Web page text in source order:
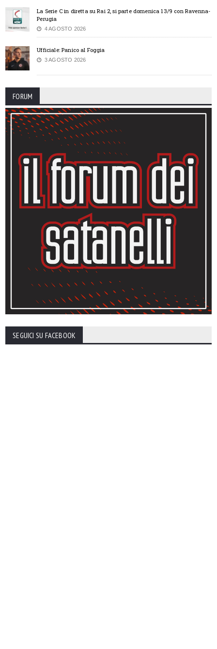
La Serie C in diretta su Rai 2, si parte domenica 13/9 con Ravenna-
Perugia
4 AGOSTO 2026
Ufficiale: Panico al Foggia
3 AGOSTO 2026
FORUM
SEGUICI SU FACEBOOK